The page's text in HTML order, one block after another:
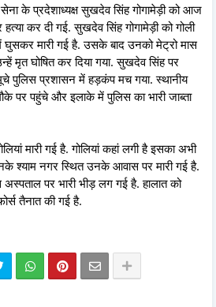
के प्रदेशाध्यक्ष सुखदेव सिंह गोगामेड़ी को आज
कर दी गई. सुखदेव सिंह गोगामेड़ी को गोली
मारी गई है. उसके बाद उनको मेट्रो मास
मृत घोषित कर दिया गया. सुखदेव सिंह पर
पुलिस प्रशासन में हड़कंप मच गया. स्थानीय
पर पहुंचे और इलाके में पुलिस का भारी जाब्ता
मारी गई है. गोलियां कहां लगी है इसका अभी
श्याम नगर स्थित उनके आवास पर मारी गई है.
पर भारी भीड़ लग गई है. हालात को
तैनात की गई है.